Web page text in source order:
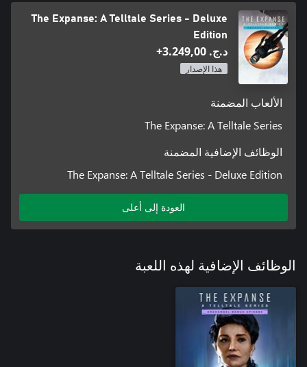
The Expanse: A Telltale Series - Deluxe
Edition
د.ج.‏ 3.249,00+
هذا الإصدار
الألعاب المضمنة
The Expanse: A Telltale Series
الوظائف الإضافية المضمنة
The Expanse: A Telltale Series - Deluxe Edition
العودة إلى أعلى
الوظائف الإضافية لهذه اللعبة